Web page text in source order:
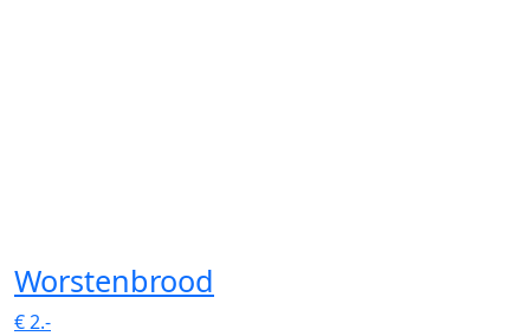
Worstenbrood
€2.-